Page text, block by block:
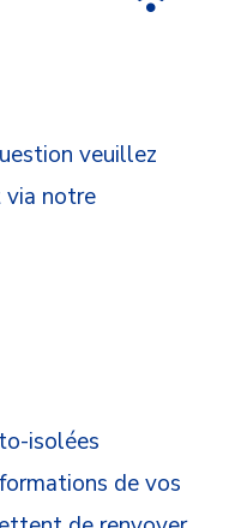
veuillez
via notre
isolées
de vos